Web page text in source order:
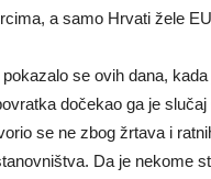
a samo Hrvati žele
se ovih dana,
dočekao ga je
se ne zbog žrtava i
Da je nekome